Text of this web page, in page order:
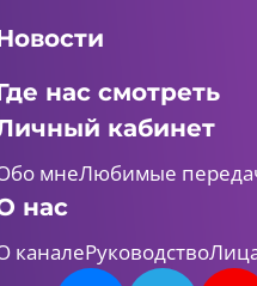
нас смотреть
кабинет
мнеЛюбимые
нас
каналеРуководство